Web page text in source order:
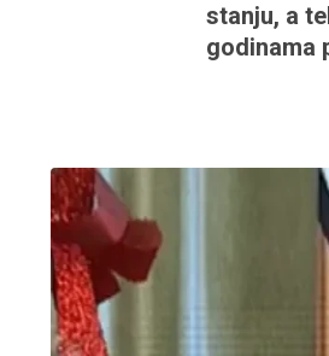
stanju, a
godinama